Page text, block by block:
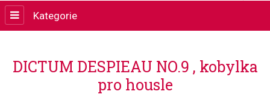
Kategorie
DICTUM DESPIEAU NO.9 , kobylka
pro housle